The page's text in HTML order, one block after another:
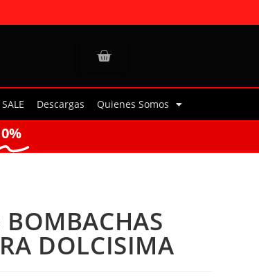
Descargas Quienes Somos
BOMBACHAS
DOLCISIMA